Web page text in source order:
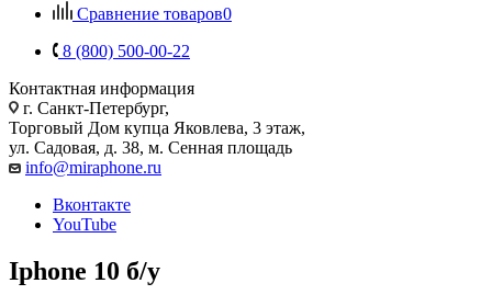
Сравнение товаров0
8 (800) 500-00-22
Контактная информация
г. Санкт-Петербург,
Торговый Дом купца Яковлева, 3 этаж,
ул. Садовая, д. 38, м. Сенная площадь
info@miraphone.ru
Вконтакте
YouTube
Iphone 10 б/у